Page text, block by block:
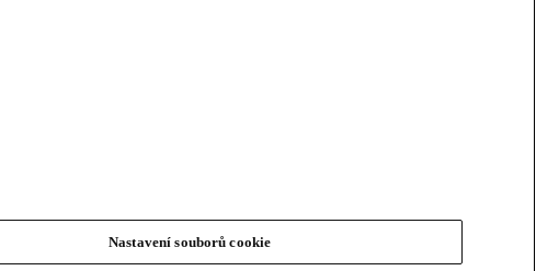
Nastavení souborů cookie